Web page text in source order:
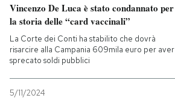
Vincenzo De Luca è stato condannato per
la storia delle “card vaccinali”
La Corte dei Conti ha stabilito che dovrà
risarcire alla Campania 609mila euro per aver
sprecato soldi pubblici
5/11/2024